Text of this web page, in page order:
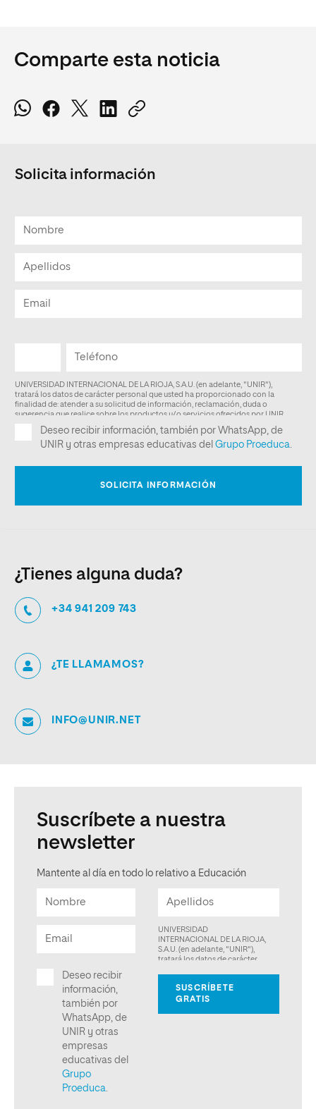
Comparte esta noticia
Solicita información
¿Tienes alguna duda?
+34 941 209 743
¿TE LLAMAMOS?
INFO@UNIR.NET
Suscríbete a nuestra
newsletter
Mantente al día en todo lo relativo a Educación